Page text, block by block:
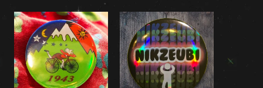
plus
récent
au
plus
ancien